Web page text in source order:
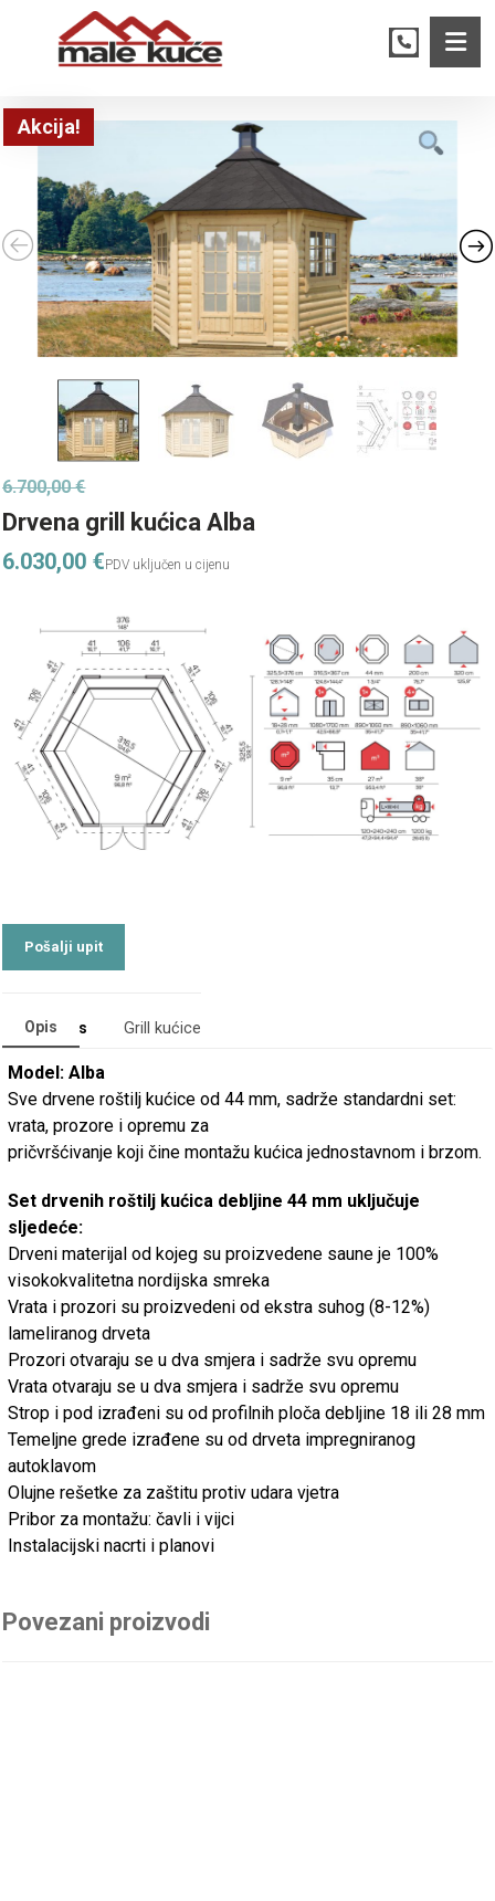
Akcija!
Drvena grill kućica Alba
6.700,00€
6.030,00 €
Categories Grill kućice
Opis
Model: Alba
Sve drvene roštilj kućice od 44 mm, sadrže standardni set:
vrata, prozore i opremu za
pričvršćivanje koji čine montažu kućica jednostavnom i brzom.
Set drvenih roštilj kućica debljine 44 mm uključuje
sljedeće:
Drveni materijal od kojeg su proizvedene saune je 100%
visokokvalitetna nordijska smreka
Vrata i prozori su proizvedeni od ekstra suhog (8-12%)
lameliranog drveta
Prozori otvaraju se u dva smjera i sadrže svu opremu
Vrata otvaraju se u dva smjera i sadrže svu opremu
Strop i pod izrađeni su od profilnih ploča debljine 18 ili 28 mm
Temeljne grede izrađene su od drveta impregniranog
autoklavom
Olujne rešetke za zaštitu protiv udara vjetra
Pribor za montažu: čavli i vijci
Instalacijski nacrti i planovi
Povezani proizvodi